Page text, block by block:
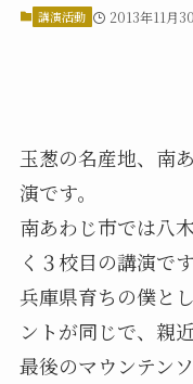
講演活動 2013年11月
玉葱の名産地、南
演です。
南あわじ市では八
く３校目の講演です
兵庫県育ちの僕と
ントが同じで、親
最後のマウンテン